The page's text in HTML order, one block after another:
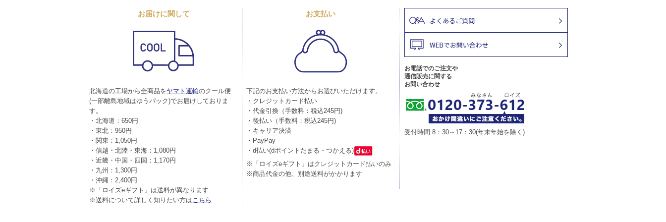
お届けに関して
北海道の工場から全商品をヤマト運輸のクール便
(一部離島地域はゆうパック)でお届けしておりま
す。
・北海道：650円
・東北：950円
・関東：1,050円
・信越・北陸・東海：1,080円
・近畿・中国・四国：1,170円
・九州：1,300円
・沖縄：2,400円
※「ロイズeギフト」は送料が異なります
※送料について詳しく知りたい方はこちら
お支払い
下記のお支払い方法からお選びいただけます。
・クレジットカード払い
・代金引換（手数料：税込245円)
・後払い（手数料：税込245円)
・キャリア決済
・PayPay
・d払い(dポイントたまる・つかえる)
※「ロイズeギフト」はクレジットカード払いのみ
※商品代金の他、別途送料がかかります
お電話でのご注文や
通信販売に関する
お問い合わせ
受付時間 8：30～17：30(年末年始を除く)